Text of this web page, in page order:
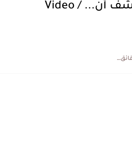
الرصد الجوي يكشف أن... / Video